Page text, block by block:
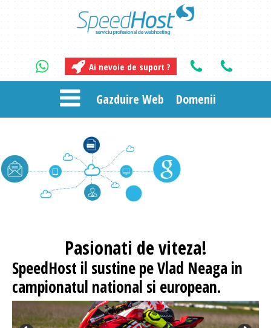
Ai nevoie de suport ?
Gazduire Web Domenii
Pasionati de viteza!
SpeedHost il sustine pe Vlad Neaga in
campionatul national si european.